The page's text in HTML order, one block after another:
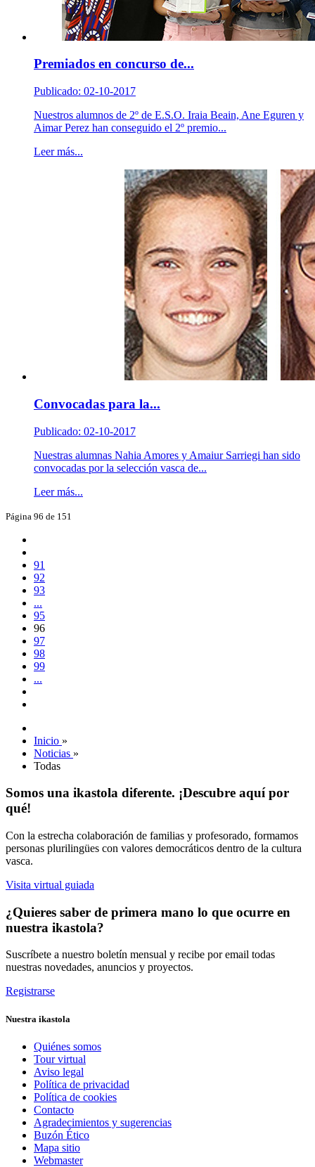
Premiados en concurso de...
Publicado: 02-10-2017
Nuestros alumnos de 2º de E.S.O. Iraia Beain, Ane Eguren y
Aimar Perez han conseguido el 2º premio...
Leer más...
Convocadas para la...
Publicado: 02-10-2017
Nuestras alumnas Nahia Amores y Amaiur Sarriegi han sido
convocadas por la selección vasca de...
Leer más...
Página 96 de 151
91
92
93
...
95
96
97
98
99
...
Inicio »
Noticias »
Todas
Somos una ikastola diferente. ¡Descubre aquí por
qué!
Con la estrecha colaboración de familias y profesorado, formamos
personas plurilingües con valores democráticos dentro de la cultura
vasca.
Visita virtual guiada
¿Quieres saber de primera mano lo que ocurre en
nuestra ikastola?
Suscríbete a nuestro boletín mensual y recibe por email todas
nuestras novedades, anuncios y proyectos.
Registrarse
Nuestra ikastola
Quiénes somos
Tour virtual
Aviso legal
Política de privacidad
Política de cookies
Contacto
Agradecimientos y sugerencias
Buzón Ético
Mapa sitio
Webmaster